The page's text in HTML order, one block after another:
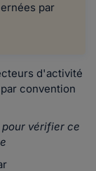
par
d'activité
convention
pour vérifier ce